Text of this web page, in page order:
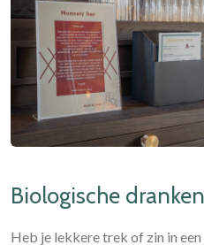
Biologische
Heb je lekkere trek of zin in